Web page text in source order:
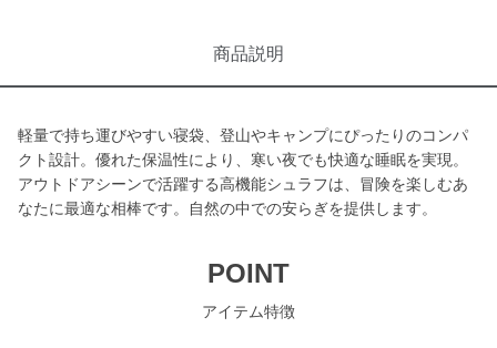
商品説明
軽量で持ち運びやすい寝袋、登山やキャンプにぴったりのコンパ
クト設計。優れた保温性により、寒い夜でも快適な睡眠を実現。
アウトドアシーンで活躍する高機能シュラフは、冒険を楽しむあ
なたに最適な相棒です。自然の中での安らぎを提供します。
POINT
アイテム特徴